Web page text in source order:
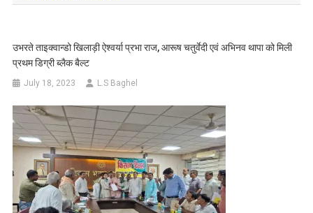
उभरते ताइक्वान्डो खिलाड़ी ऐश्वर्या प्रभा राज, आरूष चतुर्वेदी एवं अभिनव थापा को मिली
प्रथम डिग्री ब्लैक बैल्ट
July 18, 2023 L.S Baghel